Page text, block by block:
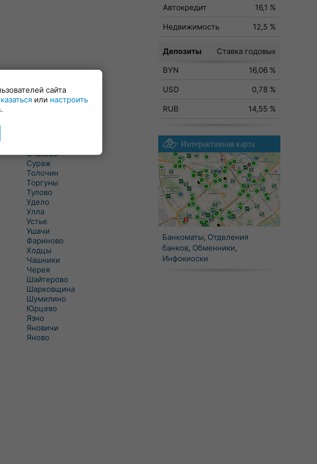
Сенно
Ситцы
Славени
Стасево
Сураж
Толочин
Торгуны
Тулово
Удело
Улла
Устье
Ушачи
Фариново
Ходцы
Чашники
Черея
Шайтерово
Шарковщина
Шумилино
Юрцево
Язно
Яновичи
Яново
Автокредит
16,1 %
Недвижимость
12,5 %
Депозиты
Ставка годовых
BYN
16,06 %
USD
0,78 %
RUB
14,55 %
Интерактивная карта
Банкоматы, Отделения
банков, Обменники,
Инфокиоски
сайта
или настроить